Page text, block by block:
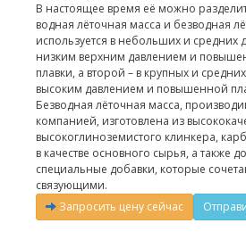
В настоящее время её можно
водная лёточная масса и безводная
используется в небольших и средних
низким верхним давлением и
плавки, а второй – в крупных и
высоким давлением и повышенной
Безводная лёточная масса,
компанией, изготовлена из
высокоглиноземистого клинкера,
в качестве основного сырья, а также
специальные добавки, которые
связующими.
Запросить цену сейчас